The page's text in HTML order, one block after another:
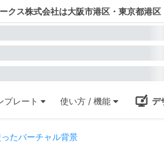
クス株式会社は大阪市港区・東京都港
プレート 使い方 / 機能 デ
たバーチャル背景